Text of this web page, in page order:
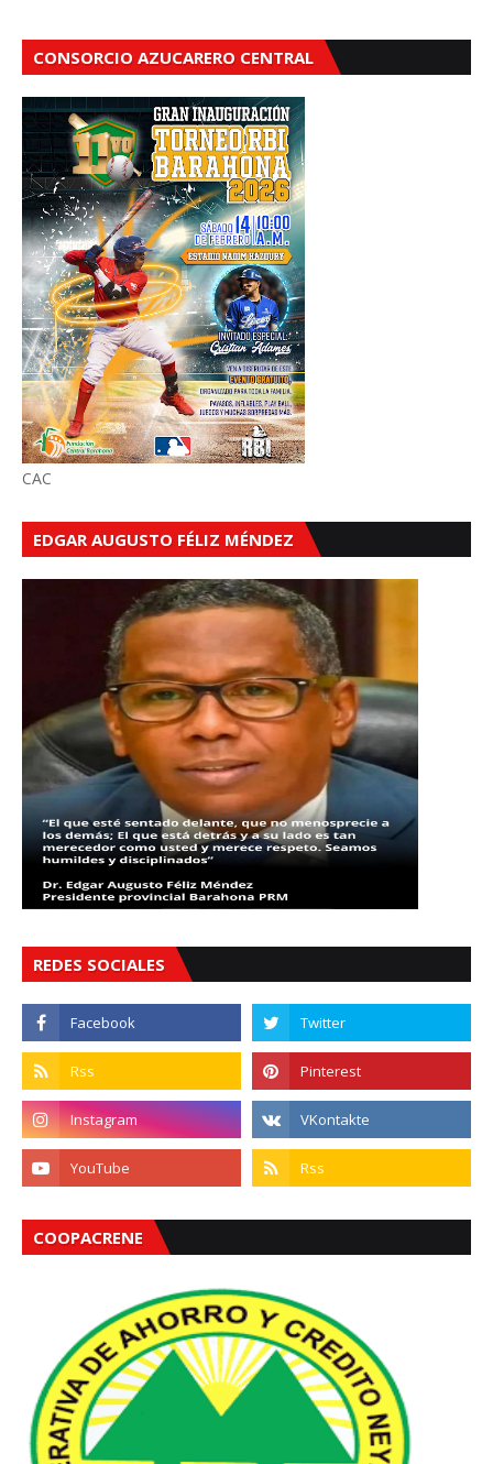
CONSORCIO AZUCARERO CENTRAL
CAC
EDGAR AUGUSTO FÉLIZ MÉNDEZ
REDES SOCIALES
COOPACRENE